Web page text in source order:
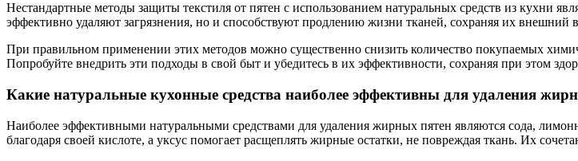
Нестандартные методы защиты текстиля от пятен с использованием натуральных средств из кухни
эффективно удаляют загрязнения, но и способствуют продлению жизни тканей, сохраняя их внешний
При правильном применении этих методов можно существенно снизить количество покупаемых
Попробуйте внедрить эти подходы в свой быт и убедитесь в их эффективности, сохраняя при этом
Какие натуральные кухонные средства наиболее эффективны для удаления
Наиболее эффективными натуральными средствами для удаления жирных пятен являются сода,
благодаря своей кислоте, а уксус помогает расщеплять жирные остатки, не повреждая ткань. Их